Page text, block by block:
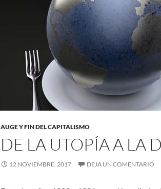
AUGE Y FIN DEL CAPITALISMO
DE LA UTOPÍA A LA
12 NOVIEMBRE, 2017 DEJA UN COMENTARIO